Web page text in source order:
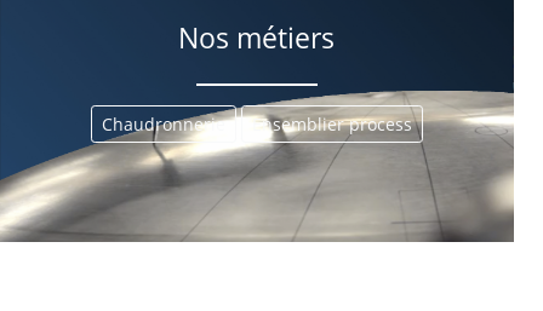
Nos métiers
Chaudronnerie Ensemblier process